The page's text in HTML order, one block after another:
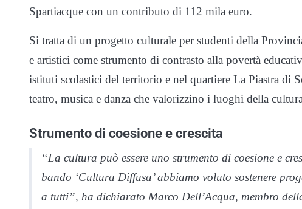
Spartiacque con un contributo di 112 mila euro.
Si tratta di un progetto culturale per studenti della
e artistici come strumento di contrasto alla povertà
istituti scolastici del territorio e nel quartiere La Piastra di
teatro, musica e danza che valorizzino i luoghi della
Strumento di coesione e crescita
“La cultura può essere uno strumento di coesione e
bando ‘Cultura Diffusa’ abbiamo voluto sostenere
a tutti”, ha dichiarato Marco Dell’Acqua, membro